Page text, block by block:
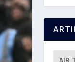
AIR